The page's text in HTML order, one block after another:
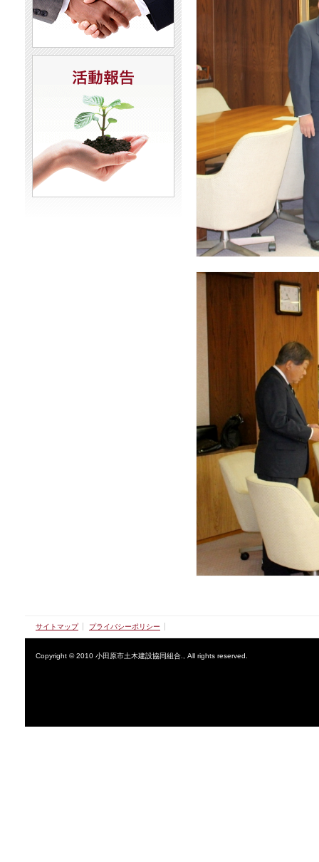
サイトマップ プライバシーポリシー
Copyright © 2010 小田原市土木建設協同組合., All rights reserved.